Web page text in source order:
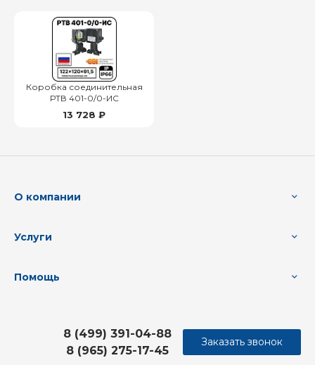
Коробка соединительная
РТВ 401-0/0-ИС
13 728 ₽
О компании
Услуги
Помощь
8 (499) 391-04-88
8 (965) 275-17-45
Заказать звонок